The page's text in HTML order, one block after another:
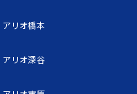
アリオ橋本
アリオ深谷